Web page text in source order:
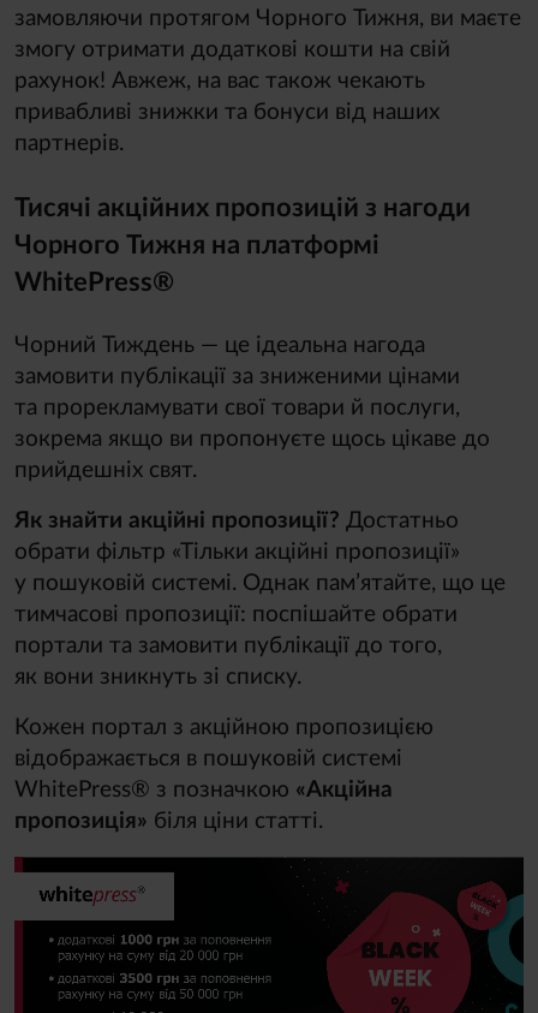
замовляючи протягом Чорного Тижня, ви маєте
змогу отримати додаткові кошти на свій
рахунок! Авжеж, на вас також чекають
привабливі знижки та бонуси від наших
партнерів.
Тисячі акційних пропозицій з нагоди
Чорного Тижня на платформі
WhitePress®
Чорний Тиждень — це ідеальна нагода
замовити публікації за зниженими цінами
та прорекламувати свої товари й послуги,
зокрема якщо ви пропонуєте щось цікаве до
прийдешніх свят.
Як знайти акційні пропозиції? Достатньо
обрати фільтр «Тільки акційні пропозиції»
у пошуковій системі. Однак пам’ятайте, що це
тимчасові пропозиції: поспішайте обрати
портали та замовити публікації до того,
як вони зникнуть зі списку.
Кожен портал з акційною пропозицією
відображається в пошуковій системі
WhitePress® з позначкою «Акційна
пропозиція» біля ціни статті.